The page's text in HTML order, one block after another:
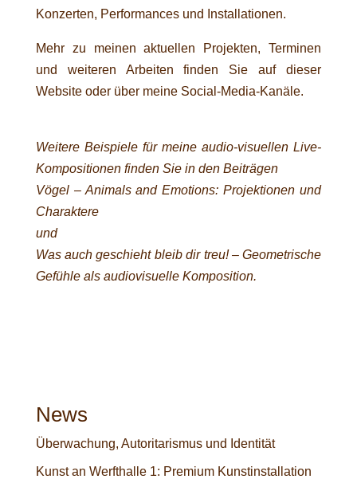
Konzerten, Performances und Installationen.
Mehr zu meinen aktuellen Projekten, Terminen
und weiteren Arbeiten finden Sie auf dieser
Website oder über meine Social-Media-Kanäle.
Weitere Beispiele für meine audio-visuellen Live-
Kompositionen finden Sie in den Beiträgen
Vögel – Animals and Emotions: Projektionen und
Charaktere
und
Was auch geschieht bleib dir treu! – Geometrische
Gefühle als audiovisuelle Komposition.
News
Überwachung, Autoritarismus und Identität
Kunst an Werfthalle 1: Premium Kunstinstallation